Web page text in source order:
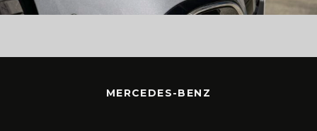
MERCEDES-BENZ